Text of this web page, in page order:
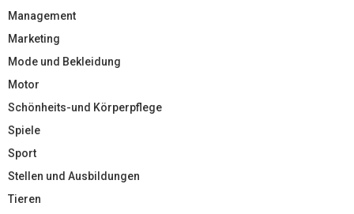
Management
Marketing
Mode und Bekleidung
Motor
Schönheits-und Körperpflege
Spiele
Sport
Stellen und Ausbildungen
Tieren